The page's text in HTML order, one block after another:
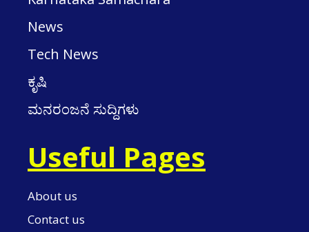
News
Tech News
ಕೃಷಿ
ಮನರಂಜನೆ ಸುದ್ದಿಗಳು
Useful Pages
About us
Contact us